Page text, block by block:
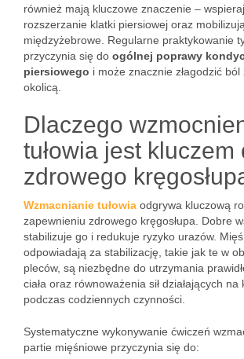
również mają kluczowe znaczenie –
rozszerzanie klatki piersiowej oraz
międzyżebrowe. Regularne praktykowanie
przyczynia się do ogólnej poprawy
piersiowego i może znacznie złagodzić
okolicą.
Dlaczego
tułowia jest kluczem
zdrowego
Wzmacnianie tułowia odgrywa kluczową
zapewnieniu zdrowego kręgosłupa. Dobre
stabilizuje go i redukuje ryzyko urazów.
odpowiadają za stabilizację, takie jak te w
pleców, są niezbędne do utrzymania
ciała oraz równoważenia sił działających na
podczas codziennych czynności.
Systematyczne wykonywanie ćwiczeń
partie mięśniowe przyczynia się do: